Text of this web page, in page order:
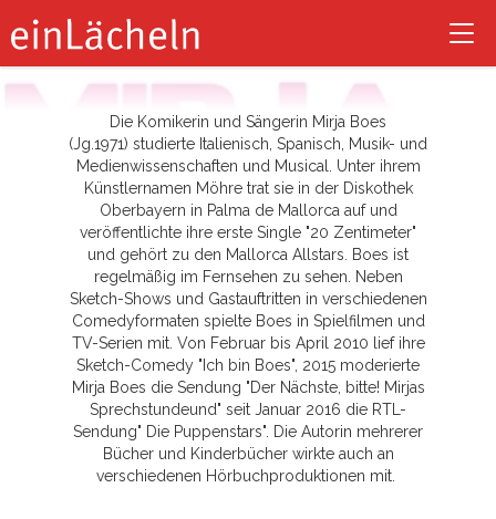
Mirja Boes
Die Komikerin und Sängerin Mirja Boes
(Jg.1971) studierte Italienisch, Spanisch, Musik- und
Medienwissenschaften und Musical. Unter ihrem
Künstlernamen Möhre trat sie in der Diskothek
Oberbayern in Palma de Mallorca auf und
veröffentlichte ihre erste Single "20 Zentimeter"
und gehört zu den Mallorca Allstars. Boes ist
regelmäßig im Fernsehen zu sehen. Neben
Sketch-Shows und Gastauftritten in verschiedenen
Comedyformaten spielte Boes in Spielfilmen und
TV-Serien mit. Von Februar bis April 2010 lief ihre
Sketch-Comedy "Ich bin Boes", 2015 moderierte
Mirja Boes die Sendung "Der Nächste, bitte! Mirjas
Sprechstundeund" seit Januar 2016 die RTL-
Sendung" Die Puppenstars". Die Autorin mehrerer
Bücher und Kinderbücher wirkte auch an
verschiedenen Hörbuchproduktionen mit.